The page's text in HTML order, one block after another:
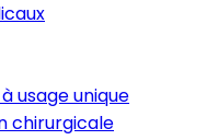
usage unique
chirurgicale